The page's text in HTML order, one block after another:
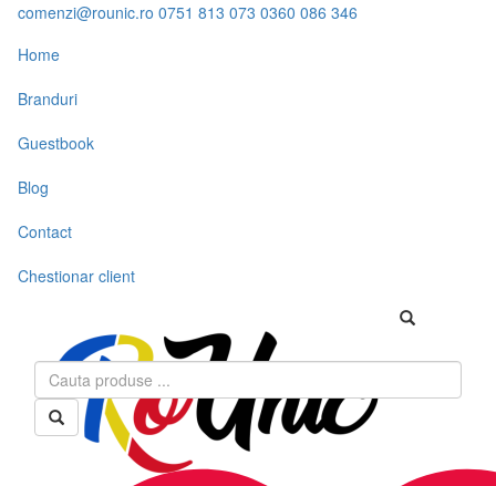
comenzi@rounic.ro 0751 813 073 0360 086 346
Home
Branduri
Guestbook
Blog
Contact
Chestionar client